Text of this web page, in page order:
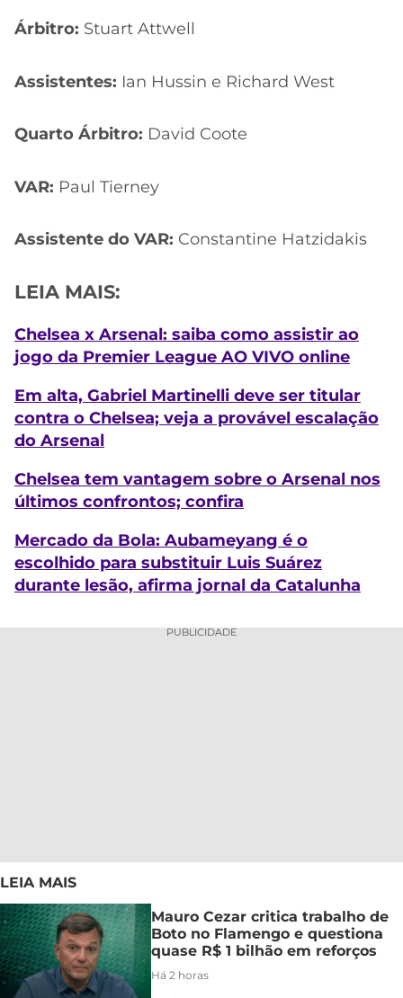
Árbitro: Stuart Attwell
Assistentes: Ian Hussin e Richard West
Quarto Árbitro: David Coote
VAR: Paul Tierney
Assistente do VAR: Constantine Hatzidakis
LEIA MAIS:
Chelsea x Arsenal: saiba como assistir ao
jogo da Premier League AO VIVO online
Em alta, Gabriel Martinelli deve ser titular
contra o Chelsea; veja a provável escalação
do Arsenal
Chelsea tem vantagem sobre o Arsenal nos
últimos confrontos; confira
Mercado da Bola: Aubameyang é o
escolhido para substituir Luis Suárez
durante lesão, afirma jornal da Catalunha
PUBLICIDADE
LEIA MAIS
Mauro Cezar critica trabalho de
Boto no Flamengo e questiona
quase R$ 1 bilhão em reforços
Há 2 horas